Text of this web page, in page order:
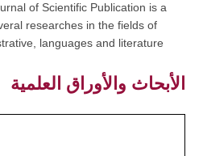
of Scientific Publication is a
researches in the fields of
languages and literature
الأبحاث والأوراق العلمية